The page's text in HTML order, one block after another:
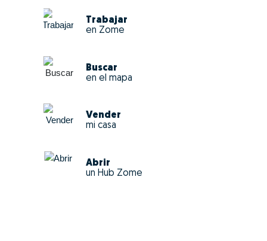
Trabajar
en Zome
Buscar
en el mapa
Vender
mi casa
Abrir
un Hub Zome